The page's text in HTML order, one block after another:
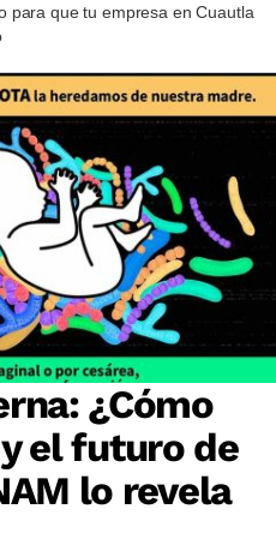
para que tu empresa en Cuautla
¿Cómo
el futuro de
lo revela